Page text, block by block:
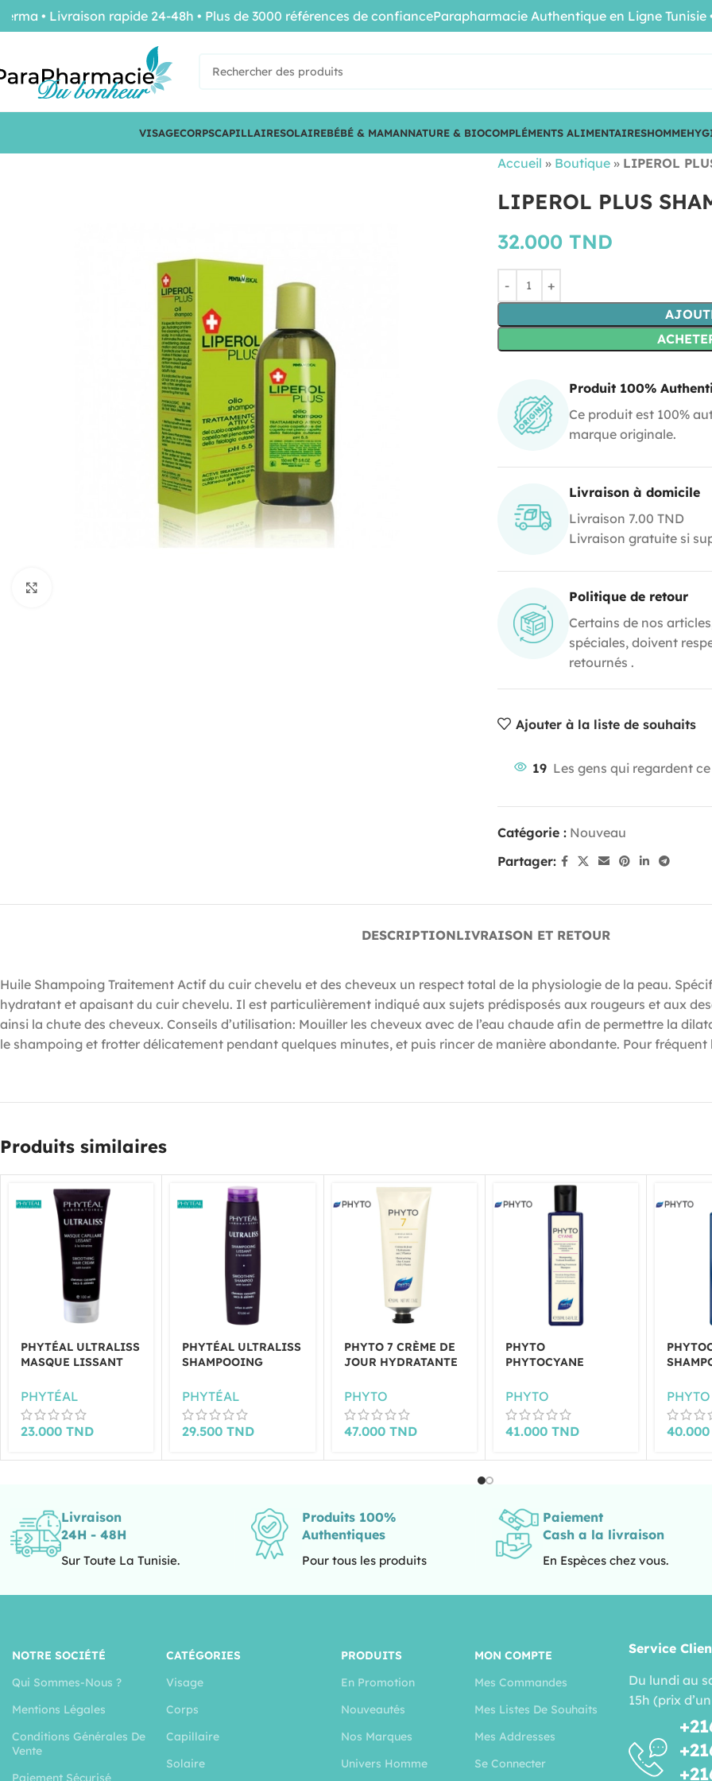
VISAGECORPSCAPILLAIRESOLAIREBÉBÉ & MAMANNATURE & BIOCOMPLÉMENTS ALIMENTAIRESHOMME
Accueil » Boutique» LIPEROL
LIPEROL PLUS
32.000 TND
Produit 100%
Ce produit est 100%
marque originale.
Livraison à domicile
Livraison 7.00 TND
Livraison gratuite si
Politique de retour
Certains de nos
spéciales, doivent
retournés .
Ajouter à la liste de souhaits
19 Les gens qui regardent
Catégorie : Nouveau
Partager:
DESCRIPTIONLIVRAISON ET RETOUR
Huile Shampoing Traitement Actif du cuir chevelu et des cheveux un respect total de la physiologie de la peau.
hydratant et apaisant du cuir chevelu. Il est particulièrement indiqué aux sujets prédisposés aux rougeurs et aux
ainsi la chute des cheveux. Conseils d’utilisation: Mouiller les cheveux avec de l’eau chaude afin de permettre la
le shampoing et frotter délicatement pendant quelques minutes, et puis rincer de manière abondante. Pour fréquent
Produits similaires
PHYTÉAL ULTRALISS
MASQUE LISSANT
PHYTÉAL
23.000 TND
PHYTÉAL ULTRALISS
SHAMPOOING
PHYTÉAL
29.500TND
PHYTO 7 CRÈME DE
JOUR HYDRATANTE
PHYTO
47.000 TND
PHYTO
PHYTOCYANE
TRAITANT
DENSIFIANT 250 ML
PHYTO
41.000 TND
PHYTO
Livraison
24H - 48H
Sur Toute La Tunisie.
Produits 100%
Authentiques
Pour tous les produits
Paiement
Cash a la livraison
En Espèces chez vous.
NOTRE SOCIÉTÉ
Qui Sommes-Nous ?
Mentions Légales
Conditions Générales De
Vente
Paiement Sécurisé
CATÉGORIES
Visage
Corps
Capillaire
Solaire
PRODUITS
En Promotion
Nouveautés
Nos Marques
Univers Homme
MON COMPTE
Mes Commandes
Mes Listes De Souhaits
Mes Addresses
Se Connecter
Service
Du lundi au
15h (prix
• Livraison rapide 24-48h • Plus de 3000 références de confianceParapharmacie Authentique en Ligne Tunisie •